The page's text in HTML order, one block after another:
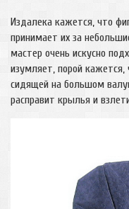
Издалека кажется, что
принимает их за
мастер очень искусно
изумляет, порой
сидящей на большом
расправит крылья и